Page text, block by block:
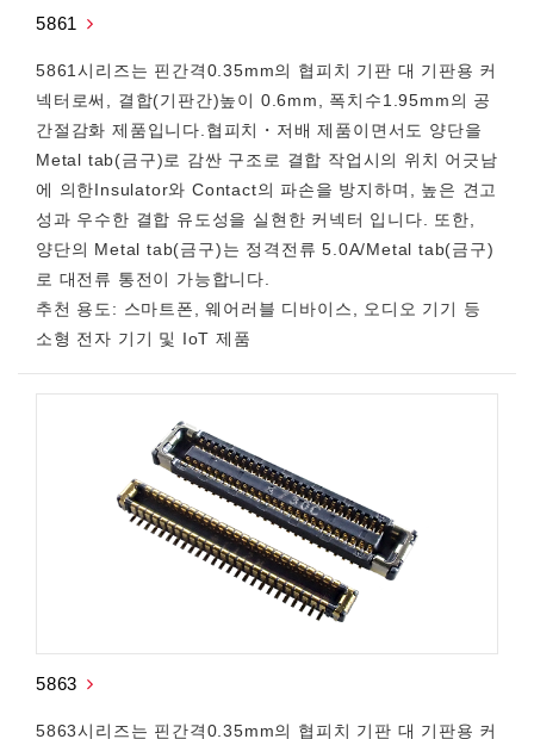
5861
5861시리즈는 핀간격0.35mm의 협피치 기판 대 기판용 커
넥터로써, 결합(기판간)높이 0.6mm, 폭치수1.95mm의 공
간절감화 제품입니다.협피치・저배 제품이면서도 양단을
Metal tab(금구)로 감싼 구조로 결합 작업시의 위치 어긋남
에 의한Insulator와 Contact의 파손을 방지하며, 높은 견고
성과 우수한 결합 유도성을 실현한 커넥터 입니다. 또한,
양단의 Metal tab(금구)는 정격전류 5.0A/Metal tab(금구)
로 대전류 통전이 가능합니다.
추천 용도: 스마트폰, 웨어러블 디바이스, 오디오 기기 등
소형 전자 기기 및 IoT 제품
5863
5863시리즈는 핀간격0.35mm의 협피치 기판 대 기판용 커